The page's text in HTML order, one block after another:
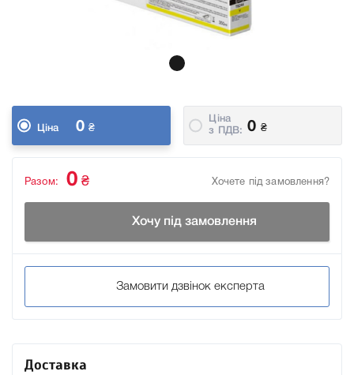
Ціна 0 ₴
Ціна
з ПДВ:
0 ₴
Хочете під замовлення?
Разом: 0 ₴
Хочу під замовлення
Замовити дзвінок експерта
Доставка